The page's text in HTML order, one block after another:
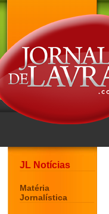
JL Notícias
Matéria
Jornalística